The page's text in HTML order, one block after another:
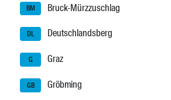
BM Bruck-Mürzzuschlag
DL Deutschlandsberg
G Graz
GB Gröbming